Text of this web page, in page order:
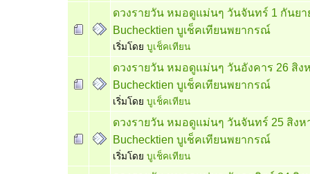
ดวงรายวัน หมอดูแม่นๆ วันจันทร์ 1 กันยา
Buchecktien บูเช็คเทียนพยากรณ์
เริ่มโดย บูเช็คเทียน
ดวงรายวัน หมอดูแม่นๆ วันอังคาร 26 สิง
Buchecktien บูเช็คเทียนพยากรณ์
เริ่มโดย บูเช็คเทียน
ดวงรายวัน หมอดูแม่นๆ วันจันทร์ 25 สิงห
Buchecktien บูเช็คเทียนพยากรณ์
เริ่มโดย บูเช็คเทียน